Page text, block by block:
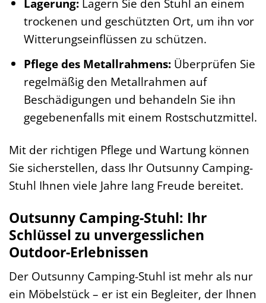
Lagerung:Lagern Sie den Stuhl an einem
trockenen und geschützten Ort, um ihn vor
Witterungseinflüssen zu schützen.
Pflege des Metallrahmens:Überprüfen Sie
regelmäßig den Metallrahmen auf
Beschädigungen und behandeln Sie ihn
gegebenenfalls mit einem Rostschutzmittel.
Mit der richtigen Pflege und Wartung können
Sie sicherstellen, dass Ihr Outsunny Camping-
Stuhl Ihnen viele Jahre lang Freude bereitet.
Outsunny Camping-Stuhl: Ihr
Schlüssel zu unvergesslichen
Outdoor-Erlebnissen
Der Outsunny Camping-Stuhl ist mehr als nur
ein Möbelstück – er ist ein Begleiter, der Ihnen